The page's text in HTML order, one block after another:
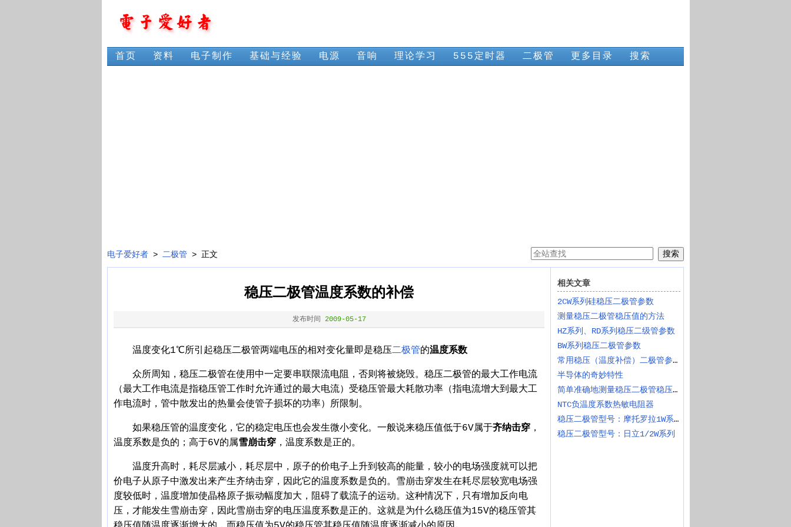
首页 资料 电子制作 基础与经验 电源 音响 理论学习 555定时器 二极管 更多目录 搜索
电子爱好者 >二极管 > 正文
稳压二极管温度系数的补偿
发布时间 2009-05-17
温度变化1℃所引起稳压二极管两端电压的相对变化量即是稳压二极管的温度系数
众所周知，稳压二极管在使用中一定要串联限流电阻，否则将被烧毁。稳压二极管的最大工作电流
（最大工作电流是指稳压管工作时允许通过的最大电流）受稳压管最大耗散功率（指电流增大到最大工
作电流时，管中散发出的热量会使管子损坏的功率）所限制。
如果稳压管的温度变化，它的稳定电压也会发生微小变化。一般说来稳压值低于6V属于齐纳击穿 ，
温度系数是负的；高于6V的属雪崩击穿 ，温度系数是正的。
温度升高时，耗尽层减小，耗尽层中，原子的价电子上升到较高的能量，较小的电场强度就可以把
价电子从原子中激发出来产生齐纳击穿，因此它的温度系数是负的。雪崩击穿发生在耗尽层较宽电场强
度较低时，温度增加使晶格原子振动幅度加大，阻碍了载流子的运动。这种情况下，只有增加反向电
压，才能发生雪崩击穿，因此雪崩击穿的电压温度系数是正的。这就是为什么稳压值为15V的稳压管其
相关文章
2CW系列硅稳压二极管参数
测量稳压二极管稳压值的方法
HZ系列、RD系列稳压二级管参数
BW系列稳压二极管参数
常用稳压（温度补偿）二极管参数
半导体的奇妙特性
简单准确地测量稳压二极管稳压值
NTC负温度系数热敏电阻器
稳压二极管型号：摩托罗拉1W系列
稳压二极管型号：日立1/2W系列